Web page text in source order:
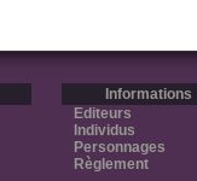
Informations
Editeurs
Individus
Personnages
Règlement